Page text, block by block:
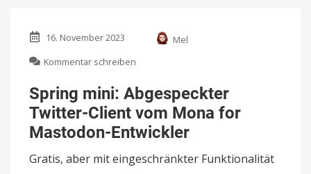
16. November 2023
Mel
Kommentar schreiben
mini:
Abgespeckter
Twitter-
Client
vom
Mona
for
Spring mini: Abgespeckter
Twitter-Client vom Mona for
Mastodon-Entwickler
Gratis, aber mit eingeschränkter Funktionalität